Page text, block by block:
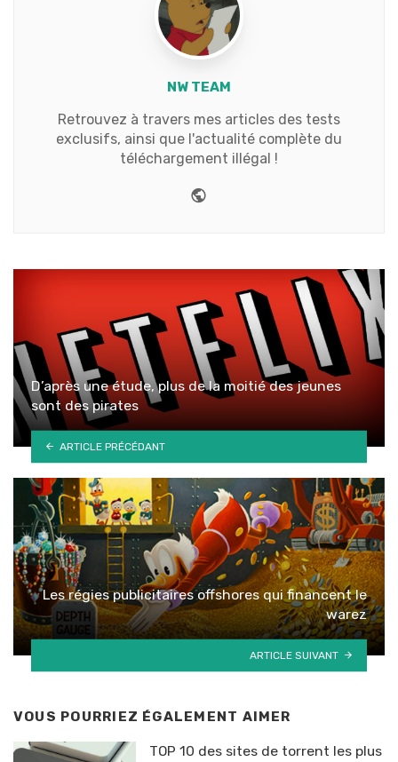
NW TEAM
Retrouvez à travers mes articles des tests
exclusifs, ainsi que l'actualité complète du
téléchargement illégal !
D’après une étude, plus de la moitié des jeunes
sont des pirates
ARTICLE PRÉCÉDANT
Les régies publicitaires offshores qui financent le
warez
ARTICLE SUIVANT
VOUS POURRIEZ ÉGALEMENT AIMER
TOP 10 des sites de torrent les plus